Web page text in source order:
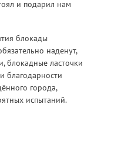
и подарил нам
блокады
наденут,
блокадные ласточки
благодарности
города,
испытаний.